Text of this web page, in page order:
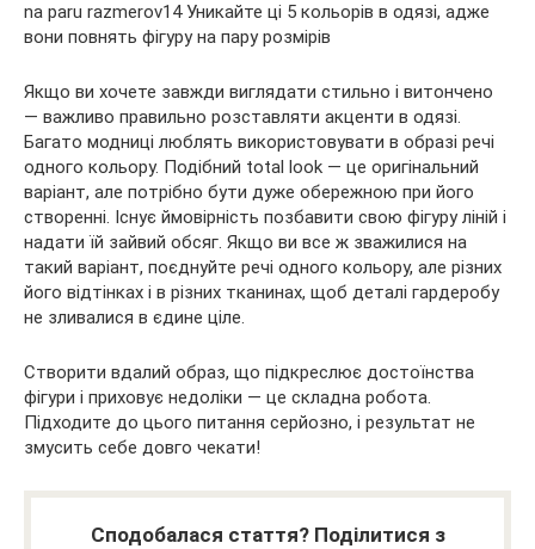
Якщо ви хочете завжди виглядати стильно і витончено
— важливо правильно розставляти акценти в одязі.
Багато модниці люблять використовувати в образі речі
одного кольору. Подібний total look — це оригінальний
варіант, але потрібно бути дуже обережною при його
створенні. Існує ймовірність позбавити свою фігуру ліній і
надати їй зайвий обсяг. Якщо ви все ж зважилися на
такий варіант, поєднуйте речі одного кольору, але різних
його відтінках і в різних тканинах, щоб деталі гардеробу
не зливалися в єдине ціле.
Створити вдалий образ, що підкреслює достоїнства
фігури і приховує недоліки — це складна робота.
Підходите до цього питання серйозно, і результат не
змусить себе довго чекати!
Сподобалася стаття? Поділитися з